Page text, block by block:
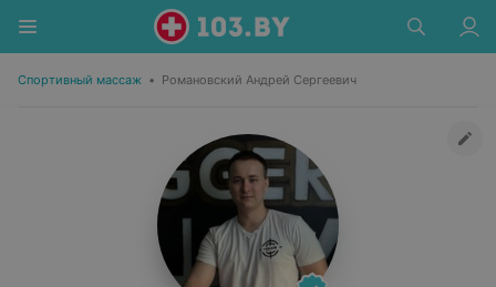
Спортивный массаж • Романовский Андрей Сергеевич